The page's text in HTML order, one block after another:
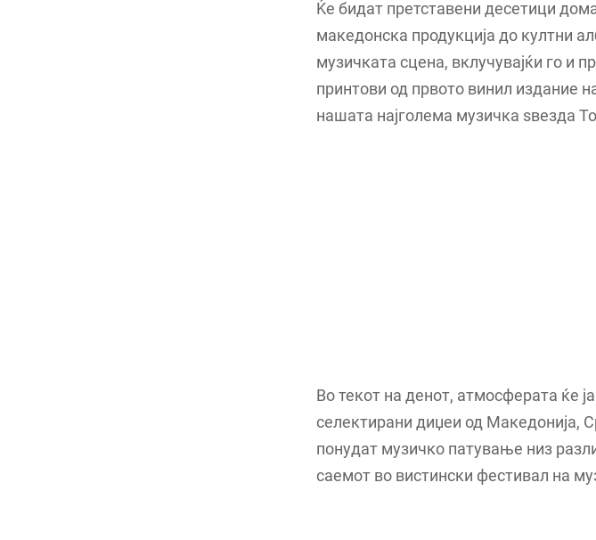
Ќе бидат претставени десетици
македонска продукција до култни
музичката сцена, вклучувајќи го и
принтови од првото винил издание
нашата најголема музичка ѕвезда
Во текот на денот, атмосферата ќе
селектирани диџеи од Македонија,
понудат музичко патување низ
саемот во вистински фестивал на